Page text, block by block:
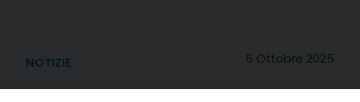
6 Ottobre 2025
NOTIZIE